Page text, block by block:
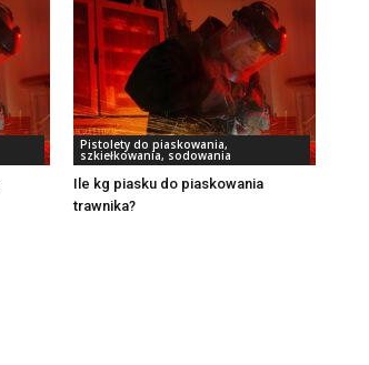
Pistolety do piaskowania,
szkiełkowania, sodowania
Ile kg piasku do piaskowania
trawnika?